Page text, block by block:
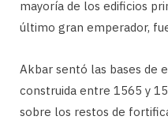
mayoría de los edificios
último gran emperador,
Akbar sentó las bases de
construida entre 1565 y
sobre los restos de